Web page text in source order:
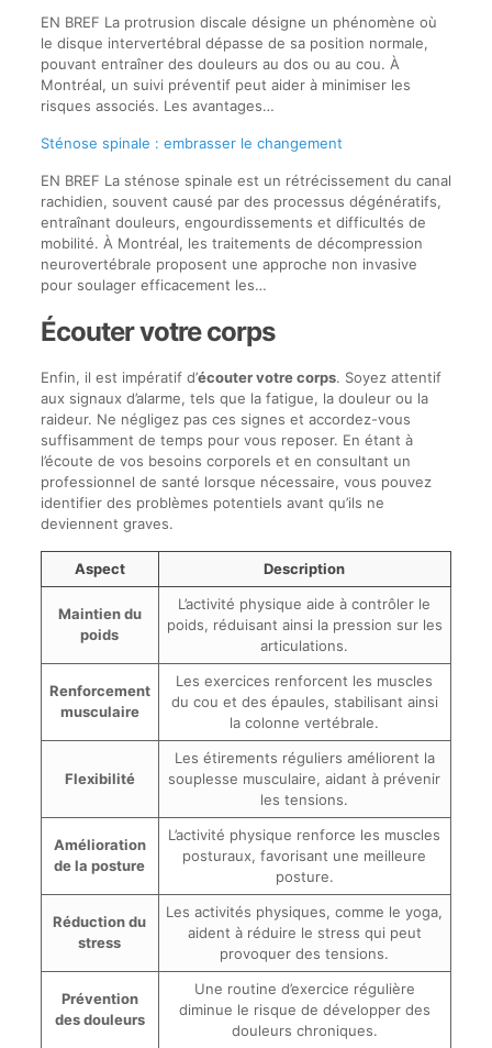
EN BREF La protrusion discale désigne un phénomène où
le disque intervertébral dépasse de sa position normale,
pouvant entraîner des douleurs au dos ou au cou. À
Montréal, un suivi préventif peut aider à minimiser les
risques associés. Les avantages…
Sténose spinale : embrasser le changement
EN BREF La sténose spinale est un rétrécissement du canal
rachidien, souvent causé par des processus dégénératifs,
entraînant douleurs, engourdissements et difficultés de
mobilité. À Montréal, les traitements de décompression
neurovertébrale proposent une approche non invasive
pour soulager efficacement les…
Écouter votre corps
Enfin, il est impératif d’écouter votre corps. Soyez attentif
aux signaux d’alarme, tels que la fatigue, la douleur ou la
raideur. Ne négligez pas ces signes et accordez-vous
suffisamment de temps pour vous reposer. En étant à
l’écoute de vos besoins corporels et en consultant un
professionnel de santé lorsque nécessaire, vous pouvez
identifier des problèmes potentiels avant qu’ils ne
deviennent graves.
Aspect Description
Maintien du
poids
L’activité physique aide à contrôler le
poids, réduisant ainsi la pression sur les
articulations.
Renforcement
musculaire
Les exercices renforcent les muscles
du cou et des épaules, stabilisant ainsi
la colonne vertébrale.
Flexibilité
Les étirements réguliers améliorent la
souplesse musculaire, aidant à prévenir
les tensions.
Amélioration
de la posture
L’activité physique renforce les muscles
posturaux, favorisant une meilleure
posture.
Réduction du
stress
Les activités physiques, comme le yoga,
aident à réduire le stress qui peut
provoquer des tensions.
Prévention
des douleurs
Une routine d’exercice régulière
diminue le risque de développer des
douleurs chroniques.